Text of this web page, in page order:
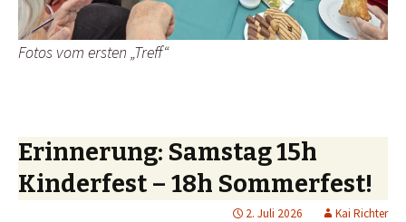
Fotos vom ersten „Treff“
Erinnerung: Samstag 15h
Kinderfest – 18h Sommerfest!
2. Juli 2026 Kai Richter